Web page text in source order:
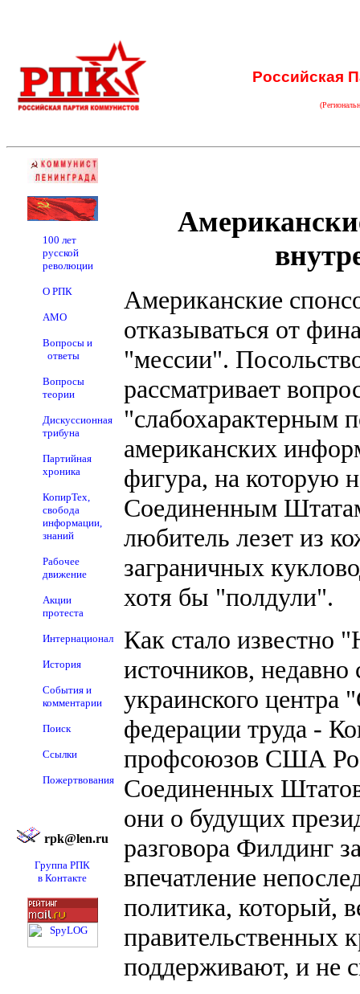
Российская
100 лет
русской
революции
О РПК
АМО
Вопросы и
ответы
Вопросы
теории
Дискуссионная
трибуна
Партийная
хроника
КопирТех,
свобода
информации,
знаний
Рабочее
движение
Акции
протеста
Интернационал
История
События и
комментарии
Поиск
Ссылки
Пожертвования
rpk@len.ru
Группа РПК
в Контакте
Американские
отказываться от
"мессии".
рассматривает
американских
фигура, на которую
Соединенным
любитель лезет из
заграничных
хотя бы "полдули".
Как стало известно
источников, недавно
украинского центра
федерации труда -
профсоюзов США
Соединенных
они о будущих
разговора Филдинг
впечатление
политика, который,
правительственных
поддерживают, и не